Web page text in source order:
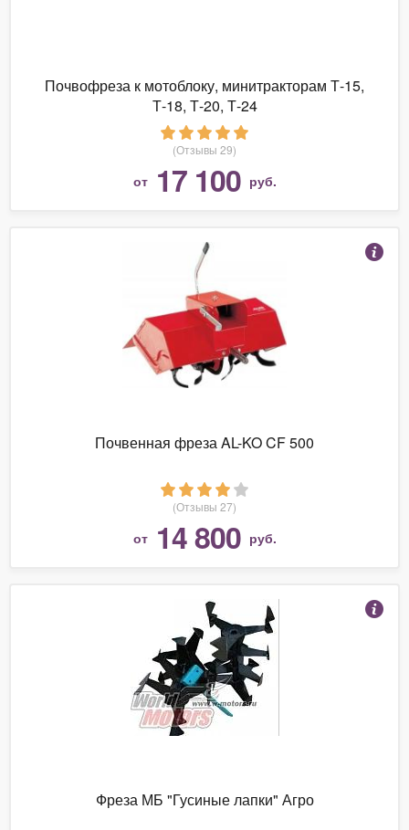
Почвофреза к мотоблоку, минитракторам Т-15,
Т-18, Т-20, Т-24
(Отзывы 29)
от 17 100 руб.
Почвенная фреза AL-KO CF 500
(Отзывы 27)
от 14 800 руб.
Фреза МБ "Гусиные лапки" Агро